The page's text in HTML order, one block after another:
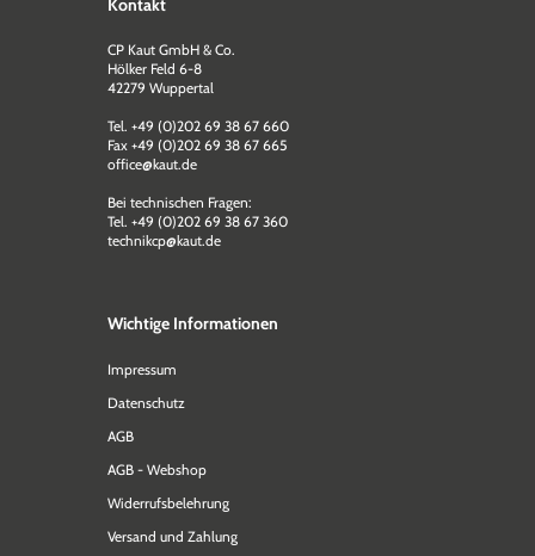
Kontakt
CP Kaut GmbH & Co.
Hölker Feld 6-8
42279 Wuppertal
Tel. +49 (0)202 69 38 67 660
Fax +49 (0)202 69 38 67 665
office@kaut.de
Bei technischen Fragen:
Tel. +49 (0)202 69 38 67 360
technikcp@kaut.de
Wichtige Informationen
Impressum
Datenschutz
AGB
AGB - Webshop
Widerrufsbelehrung
Versand und Zahlung